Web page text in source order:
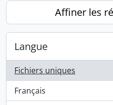
Affiner les
Langue
Fichiers uniques
, 2746 résultats
Français
, 2569 résultats